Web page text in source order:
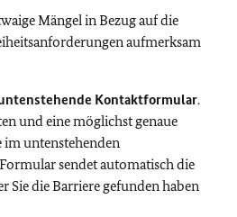
Mängel in Bezug auf die
aufmerksam
Kontaktformular.
und eine möglichst genaue
im untenstehenden
sendet automatisch die
Sie die Barriere gefunden haben